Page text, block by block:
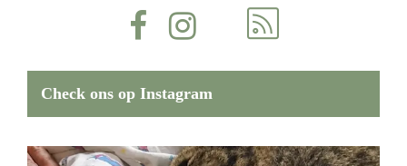
Check ons op Instagram